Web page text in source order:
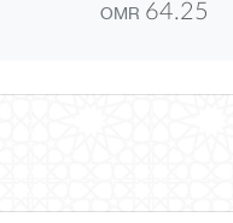
OMR 64.25